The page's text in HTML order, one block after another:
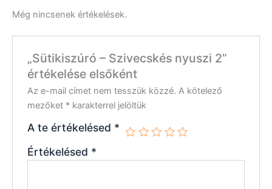
Még nincsenek értékelések.
„Sütikiszúró – Szivecskés nyuszi 2”
értékelése elsőként
Az e-mail címet nem tesszük közzé. A kötelező
mezőket * karakterrel jelöltük
A te értékelésed *
Értékelésed *